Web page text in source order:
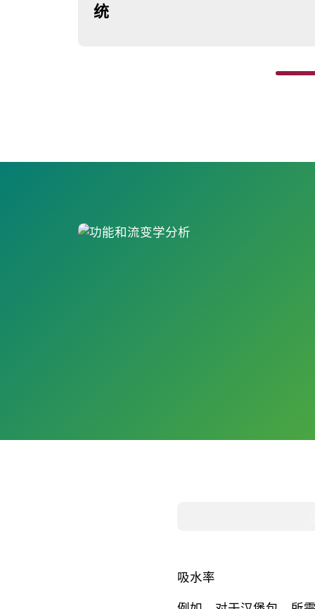
吸水率
统